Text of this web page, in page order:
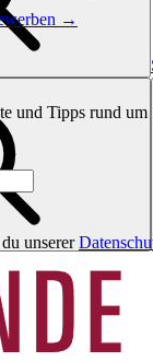
→
und Tipps rund
unserer